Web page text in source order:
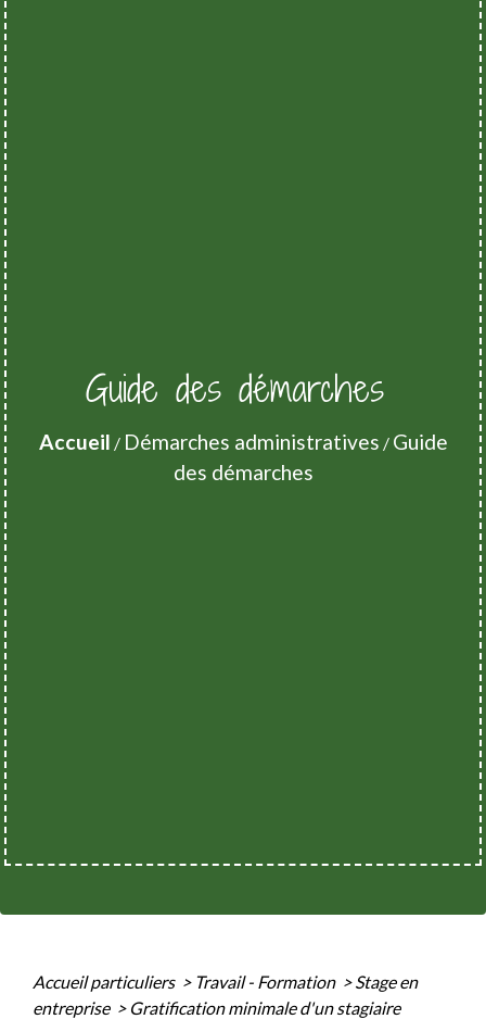
Guide des démarches
Accueil / Démarches administratives / Guide
des démarches
Accueil particuliers > Travail - Formation > Stage en
entreprise > Gratification minimale d'un stagiaire